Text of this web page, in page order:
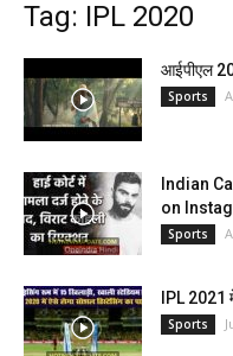
Tag: IPL 2020
आईपीएल
Sports
Indian
on
Sports
IPL 2021
Sports